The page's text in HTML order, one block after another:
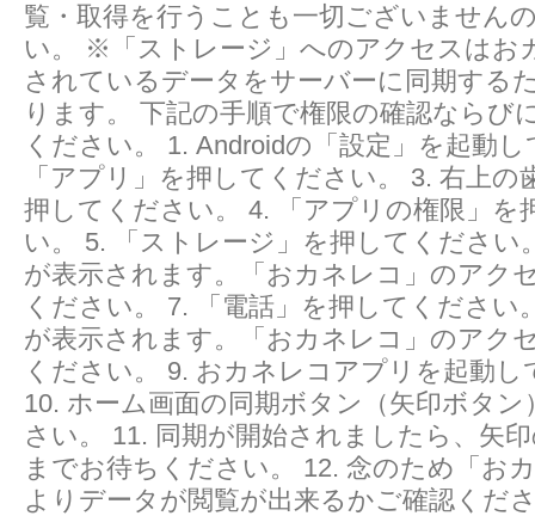
覧・取得を行うことも一切ございません
い。 ※「ストレージ」へのアクセスはお
されているデータをサーバーに同期する
ります。 下記の手順で権限の確認ならび
ください。 1. Androidの「設定」を起動
「アプリ」を押してください。 3. 右上の
押してください。 4. 「アプリの権限」を
い。 5. 「ストレージ」を押してください
が表示されます。「おカネレコ」のアク
ください。 7. 「電話」を押してください
が表示されます。「おカネレコ」のアク
ください。 9. おカネレコアプリを起動し
10. ホーム画面の同期ボタン（矢印ボタ
さい。 11. 同期が開始されましたら、矢
までお待ちください。 12. 念のため「お
よりデータが閲覧が出来るかご確認